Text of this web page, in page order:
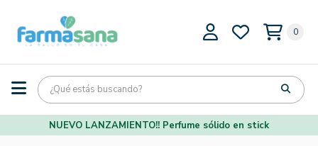
0
NUEVO LANZAMIENTO!! Perfume sólido en stick